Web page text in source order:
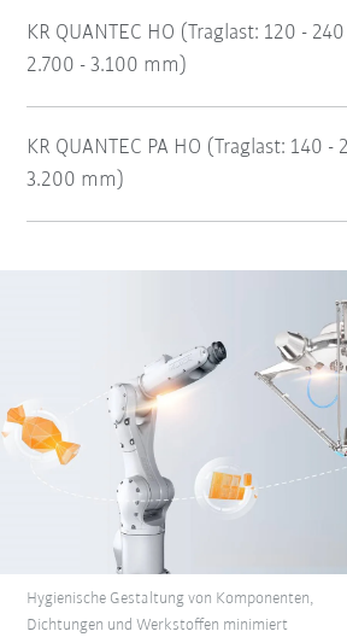
KR QUANTEC HO (Traglast: 120 -
2.700 - 3.100 mm)
KR QUANTEC PA HO (Traglast: 140
3.200 mm)
Hygienische Gestaltung von Komponenten,
Dichtungen und Werkstoffen minimiert